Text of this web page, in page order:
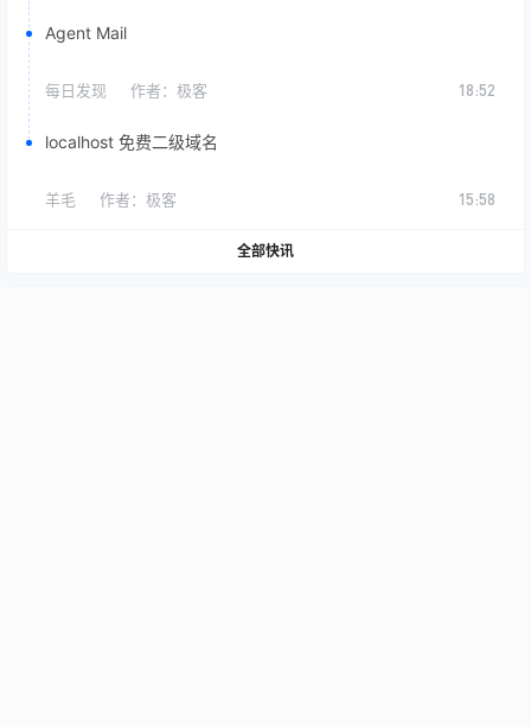
Agent Mail
每日发现 作者： 极客 18:52
localhost 免费二级域名
羊毛 作者： 极客 15:58
全部快讯